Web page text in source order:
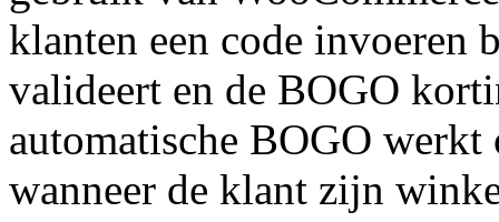
klanten een code invoeren
valideert en de BOGO
automatische BOGO werkt
wanneer de klant zijn